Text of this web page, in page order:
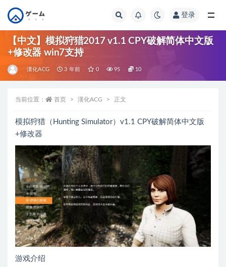
登录
【中文】模拟狩猎2017 v1.1 CPY破解简体中文版
+修改器 win7支持
漢化ACG 3 年前 0 95 10
当前位置： 首页 漢化ACG 正文
模拟狩猎（Hunting Simulator）v1.1 CPY破解简体中文版
+修改器
游戏介绍